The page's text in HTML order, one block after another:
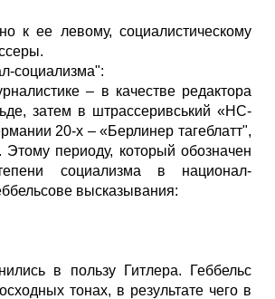
к ее левому, социалистическому
социализма":
– в качестве редактора
затем в штрассеривський «НС-
20-х – «Берлинер тагеблатт",
Этому периоду, который обозначен
социализма в национал-
высказывания:
в пользу Гитлера. Геббельс
тонах, в результате чего в